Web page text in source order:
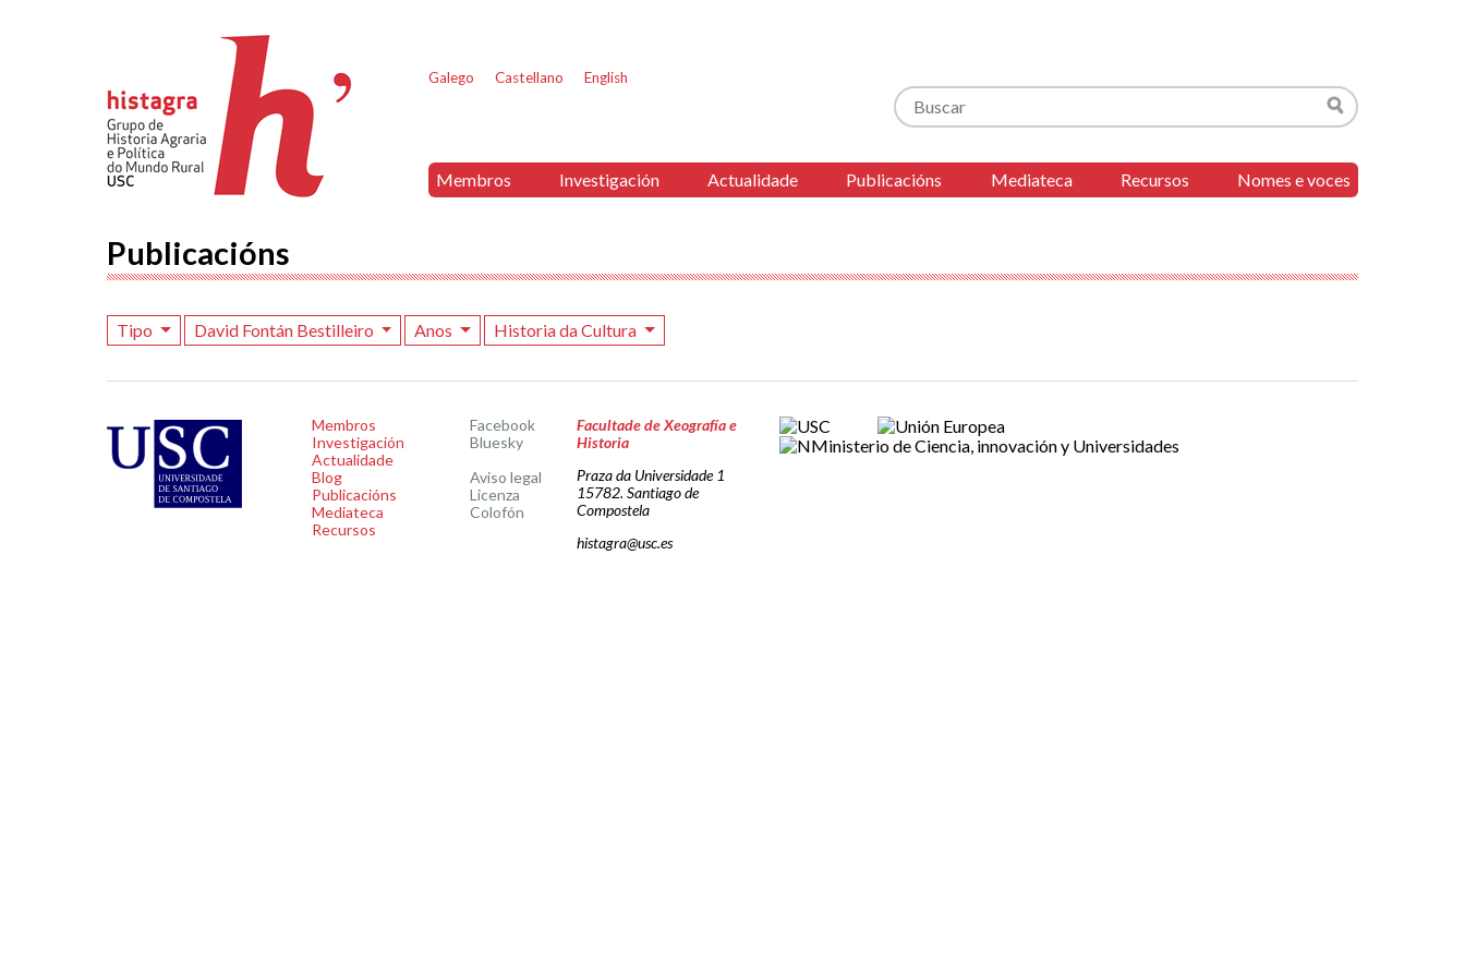
Galego Castellano English
Buscar
Buscar
Membros Investigación Actualidade Publicacións Mediateca Recursos Nomes e voces
Publicacións
Tipo David Fontán Bestilleiro Anos Historia da Cultura
Membros
Investigación
Actualidade
Blog
Publicacións
Mediateca
Recursos
Facebook
Bluesky
Aviso legal
Licenza
Colofón
Facultade de Xeografía e
Historia
Praza da Universidade 1
15782. Santiago de
Compostela
histagra@usc.es